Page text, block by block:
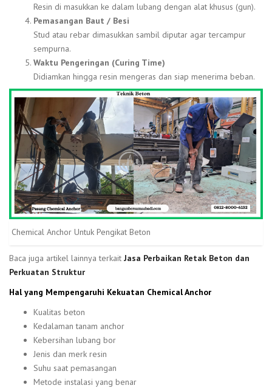
Resin di masukkan ke dalam lubang dengan alat khusus (gun).
Pemasangan Baut / Besi
Stud atau rebar dimasukkan sambil diputar agar tercampur
sempurna.
Waktu Pengeringan (Curing Time)
Didiamkan hingga resin mengeras dan siap menerima beban.
Chemical Anchor Untuk Pengikat Beton
Baca juga artikel lainnya terkait Jasa Perbaikan Retak Beton dan
Perkuatan Struktur
Hal yang Mempengaruhi Kekuatan Chemical Anchor
Kualitas beton
Kedalaman tanam anchor
Kebersihan lubang bor
Jenis dan merk resin
Suhu saat pemasangan
Metode instalasi yang benar